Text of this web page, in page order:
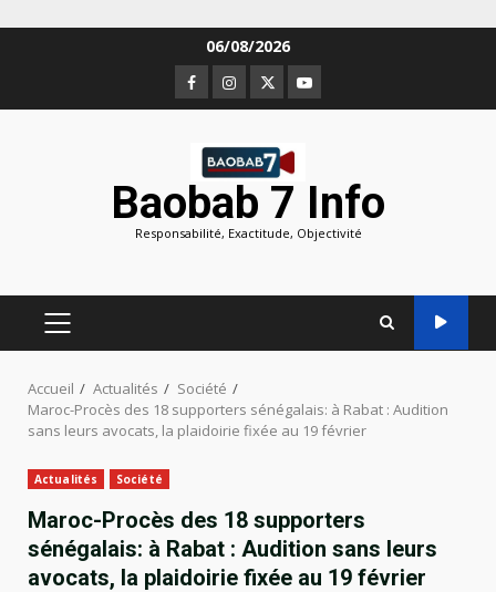
06/08/2026
Facebook
Instagram
TwitterYoutube
Baobab 7 Info
Responsabilité, Exactitude, Objectivité
MENU
PRINCIPAL
Accueil Actualités
Société
Maroc-Procès des 18 supporters sénégalais: à Rabat : Audition
sans leurs avocats, la plaidoirie fixée au 19 février
Actualités Société
Maroc-Procès des 18 supporters
sénégalais: à Rabat : Audition sans leurs
avocats, la plaidoirie fixée au 19 février